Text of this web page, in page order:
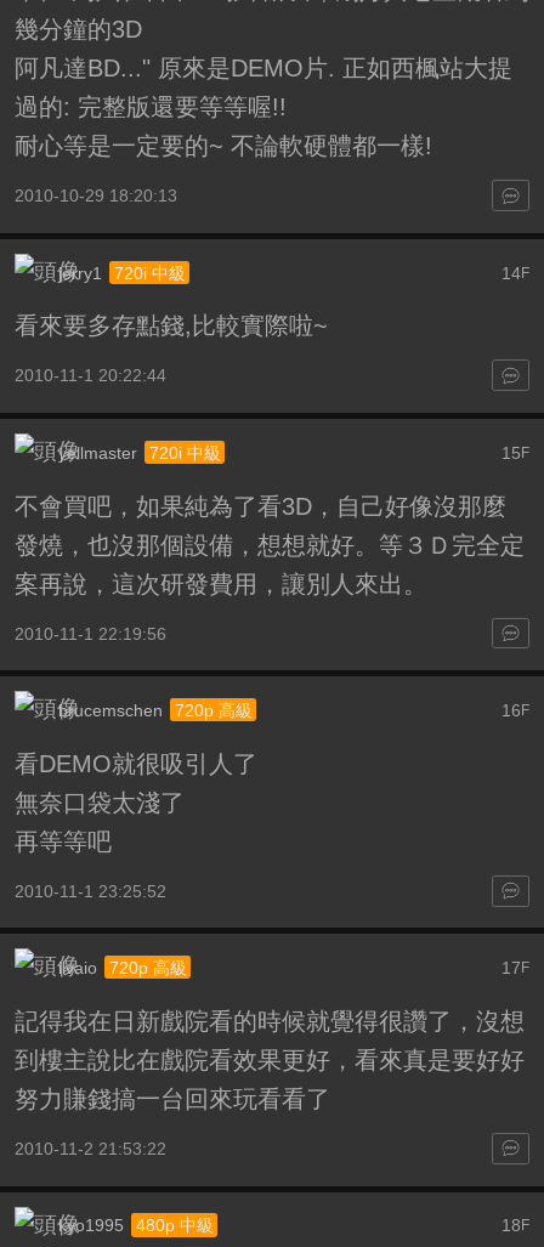
幾分鐘的3D
阿凡達BD..." 原來是DEMO片. 正如西楓站大提
過的: 完整版還要等等喔!!
耐心等是一定要的~ 不論軟硬體都一樣!
2010-10-29 18:20:13
14F
jerry1 720i 中級
看來要多存點錢,比較實際啦~
2010-11-1 20:22:44
15F
yellmaster 720i 中級
不會買吧，如果純為了看3D，自己好像沒那麼
發燒，也沒那個設備，想想就好。等３Ｄ完全定
案再說，這次研發費用，讓別人來出。
2010-11-1 22:19:56
16 F
brucemschen 720p 高級
看DEMO就很吸引人了
無奈口袋太淺了
再等等吧
2010-11-1 23:25:52
17 F
ilvaio 720p 高級
記得我在日新戲院看的時候就覺得很讚了，沒想
到樓主說比在戲院看效果更好，看來真是要好好
努力賺錢搞一台回來玩看看了
2010-11-2 21:53:22
18 F
kyo1995 480p 中級